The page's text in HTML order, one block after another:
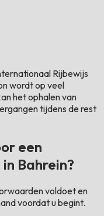
Rijbewijs
wordt op veel
het ophalen van
tijdens de rest
een
Bahrein?
voldoet en
voordat u begint.